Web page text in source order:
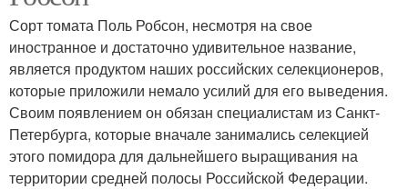
Сорт томата Поль Робсон, несмотря на свое
иностранное и достаточно удивительное название,
является продуктом наших российских селекционеров,
которые приложили немало усилий для его выведения.
Своим появлением он обязан специалистам из Санкт-
Петербурга, которые вначале занимались селекцией
этого помидора для дальнейшего выращивания на
территории средней полосы Российской Федерации.